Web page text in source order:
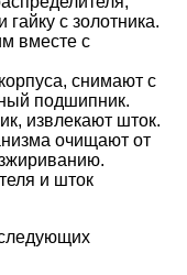
с золотника.
вместе с
снимают с
подшипник.
извлекают шток.
очищают от
и шток